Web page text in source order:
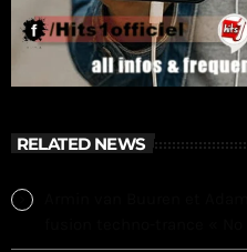
RELATED NEWS